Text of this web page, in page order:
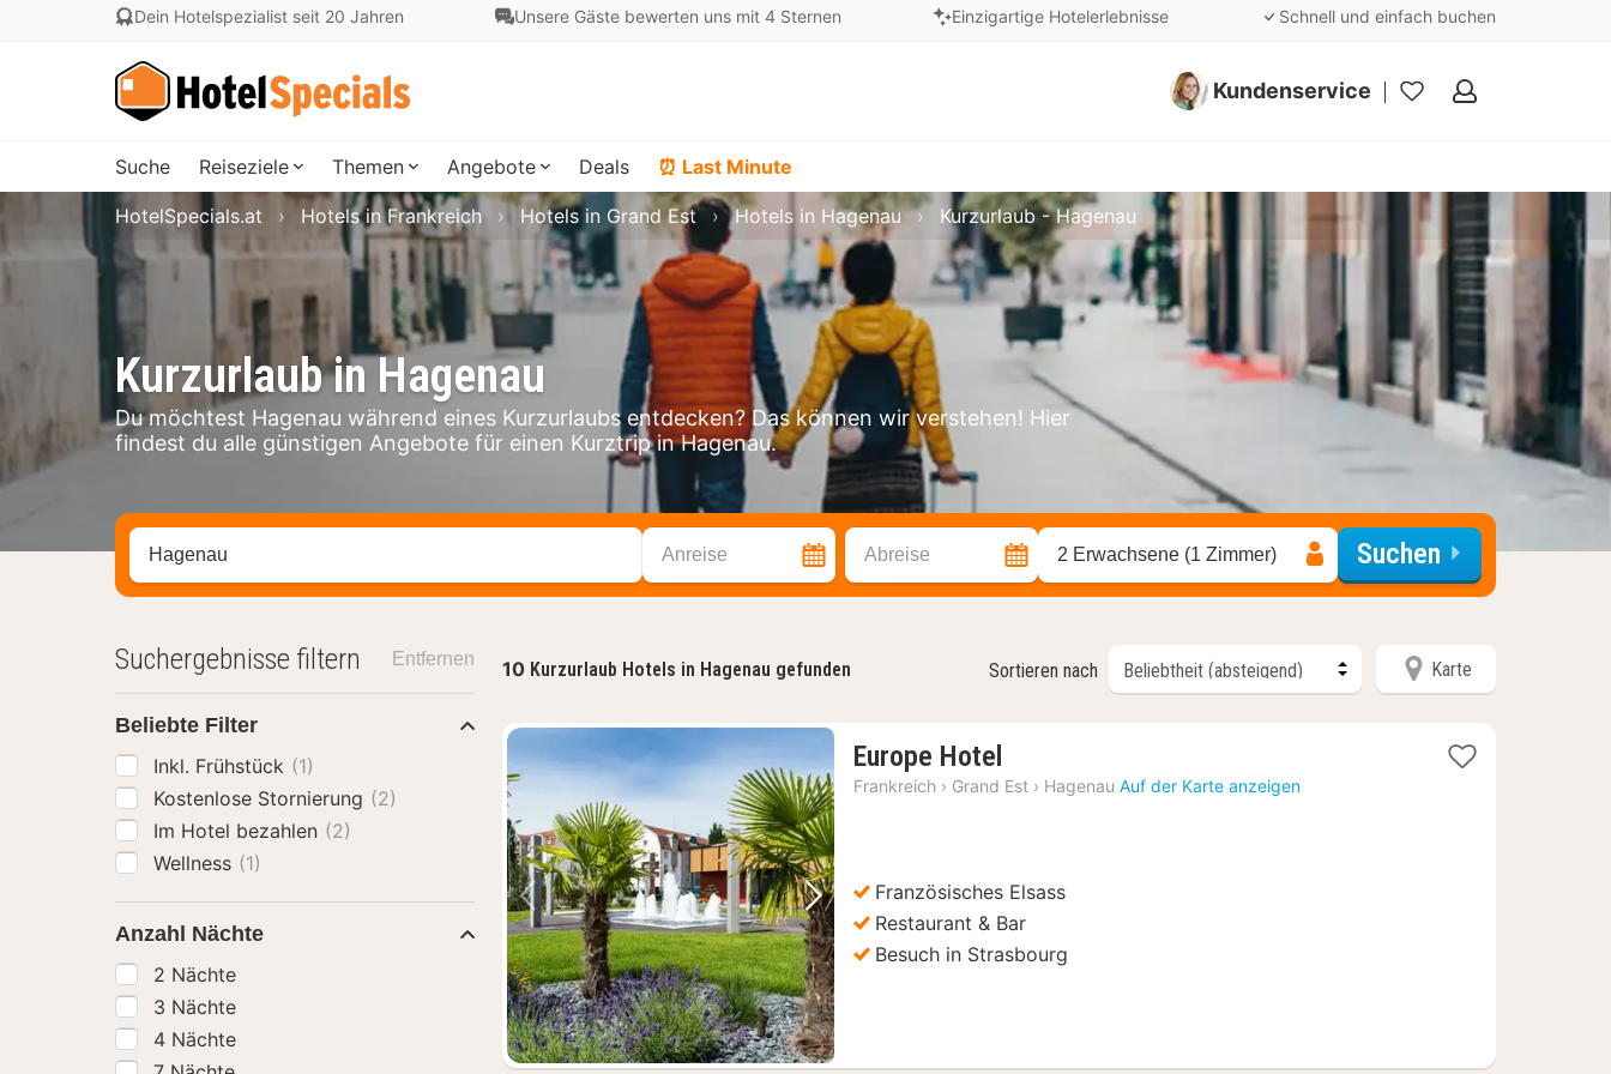
Dein Hotelspezialist seit 20 Jahren Unsere Gäste bewerten uns mit 4 Sternen Einzigartige Hotelerlebnisse Schnell und einfach buchen
Kundenservice
Meine
Suche Reiseziele Themen Angebote Deals ⏰ Last Minute
Kurzurlaub in Hagenau
Du möchtest Hagenau während eines Kurzurlaubs entdecken? Das können wir verstehen! Hier
findest du alle günstigen Angebote für einen Kurztrip in Hagenau.
HotelSpecials.at Hotels in Frankreich Hotels in Grand Est Hotels in Hagenau Kurzurlaub - Hagenau
Stadt, Region oder Hotel suchen Anreise Abreise 2 Erwachsene (1 Zimmer) Suchen
10 Kurzurlaub Hotels in Hagenau gefunden Sortieren nach Karte
Vorheriges Bild Nächstes Bild
Europe Hotel
Nacht
Frankreich › Grand Est › Hagenau Auf der Karte anzeigen
Französisches Elsass
Restaurant & Bar
Besuch in Strasbourg
Suchergebnisse filtern Entfernen
Beliebte Filter
Inkl. Frühstück (1)
Kostenlose Stornierung (2)
Im Hotel bezahlen (2)
Wellness (1)
Anzahl Nächte
2 Nächte
3 Nächte
4 Nächte